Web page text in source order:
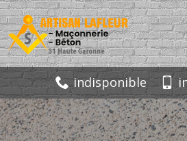
indisponible